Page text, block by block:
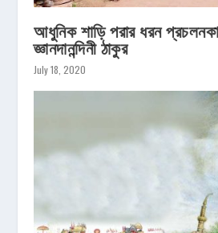
আধুনিক শাড়ি পরার ধরন
জ্ঞানদানন্দিনী ঠাকুর
July 18, 2020